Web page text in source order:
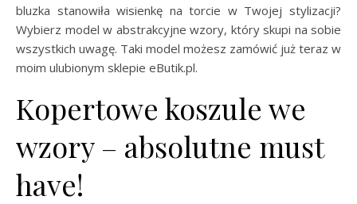
bluzka stanowiła wisienkę na torcie w Twojej stylizacji?
Wybierz model w abstrakcyjne wzory, który skupi na sobie
wszystkich uwagę. Taki model możesz zamówić już teraz w
moim ulubionym sklepie eButik.pl.
Kopertowe koszule we
wzory – absolutne must
have!